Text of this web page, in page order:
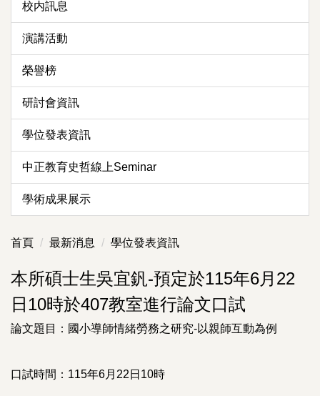
校内訊息
演講活動
榮譽榜
研討會資訊
學位發表資訊
中正教育史哲線上Seminar
學術成果展示
首頁 最新消息 學位發表資訊
本所碩士生吳宜釩-預定於115年6月22
日10時於407教室進行論文口試
論文題目：國小導師情緒勞務之研究-以親師互動為例
口試時間：115年6月22日10時